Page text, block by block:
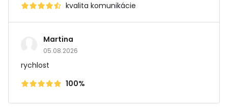
kvalita komunikácie
Martina
05.08.2026
rychlost
100%